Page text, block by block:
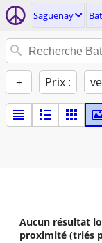
Saguenay
+ Prix :
Aucun résultat
proximité (triés